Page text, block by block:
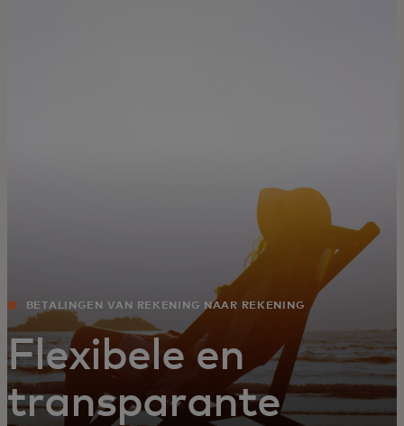
BETALINGEN VAN REKENING NAAR REKENING
Flexibele en
transparante